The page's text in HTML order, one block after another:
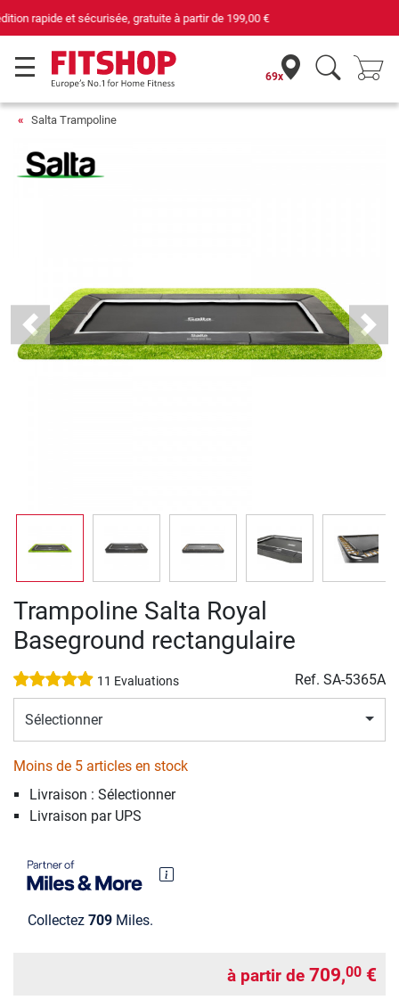
69 magasins avec 75 techniciens
69x
Salta Trampoline
Previous Next
Trampoline Salta Royal
Baseground rectangulaire
11 Evaluations Ref. SA-5365A
Sélectionner
Moins de 5 articles en stock
Livraison : Sélectionner
Livraison par UPS
Collectez 709 Miles.
à partir de 709,00 €